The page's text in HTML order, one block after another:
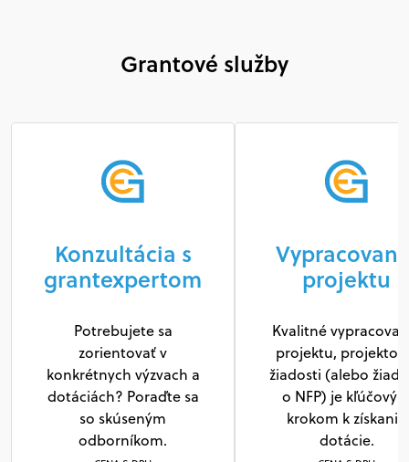
Grantové služby
Konzultácia s
grantexpertom
Potrebujete sa
zorientovať v
konkrétnych výzvach a
dotáciách? Poraďte sa
so skúseným
odborníkom.
projektu
Kvalitné
projektu,
žiadosti (alebo
o NFP) je
krokom k získaniu
dotácie.